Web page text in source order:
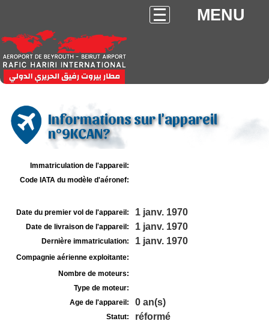
MENU
Informations sur l'appareil
n°9KCAN?
Immatriculation de l'appareil:
Code IATA du modèle d'aéronef:
Date du premier vol de l'appareil: 1 janv. 1970
Date de livraison de l'appareil: 1 janv. 1970
Dernière immatriculation: 1 janv. 1970
Compagnie aérienne exploitante:
Nombre de moteurs:
Type de moteur:
Age de l'appareil:
0 an(s)
Statut: réformé